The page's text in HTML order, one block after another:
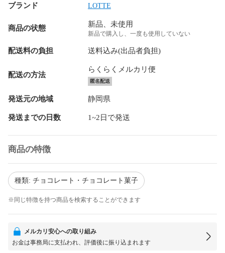
ブランド LOTTE
商品の状態 新品、未使用
新品で購入し、一度も使用していない
配送料の負担 送料込み(出品者負担)
配送の方法
らくらくメルカリ便
匿名配送
発送元の地域 静岡県
発送までの日数 1~2日で発送
商品の特徴
種類: チョコレート・チョコレート菓子
※同じ特徴を持つ商品を検索することができます
メルカリ安心への取り組み
お金は事務局に支払われ、評価後に振り込まれます